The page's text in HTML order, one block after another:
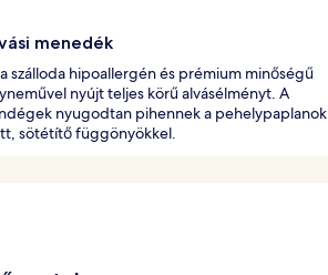
menedék
a szálloda hipoallergén és prémium minőségű
nyújt teljes körű alvásélményt. A
nyugodtan pihennek a pehelypaplanok
sötétítő függönyökkel.